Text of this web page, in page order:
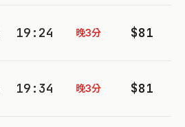
19:24 晚3分 $81
19:34 晚3分 $81